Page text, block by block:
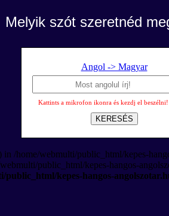
Melyik szót szeretnéd
Angol -> Magyar
Kattints a mikrofon ikonra és kezdj el beszélni!
KERESÉS
/home/webmulti/public_html/kepes-
public_html/kepes-hangos-
public_html/kepes-hangos-